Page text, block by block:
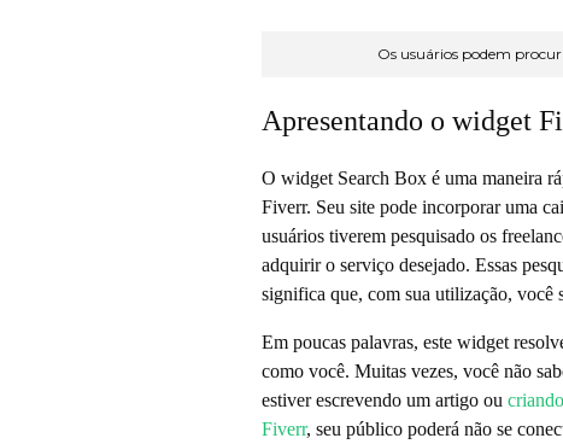
o
w
i
d
g
Os usuários podem
Apresentando o widget
O widget Search Box é uma maneira
Fiverr. Seu site pode incorporar uma
usuários tiverem pesquisado os
adquirir o serviço desejado. Essas
significa que, com sua utilização, você
Em poucas palavras, este widget
como você. Muitas vezes, você não
estiver escrevendo um artigo ou
Fiverr, seu público poderá não se